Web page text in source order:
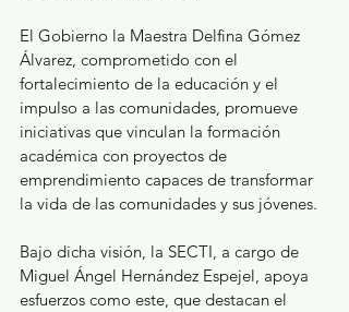
El Gobierno la Maestra Delfina Gómez
Álvarez, comprometido con el
fortalecimiento de la educación y el
impulso a las comunidades, promueve
iniciativas que vinculan la formación
académica con proyectos de
emprendimiento capaces de transformar
la vida de las comunidades y sus jóvenes.
Bajo dicha visión, la SECTI, a cargo de
Miguel Ángel Hernández Espejel, apoya
esfuerzos como este, que destacan el